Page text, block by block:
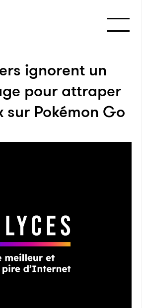
ignorent un
pour attraper
sur Pokémon Go